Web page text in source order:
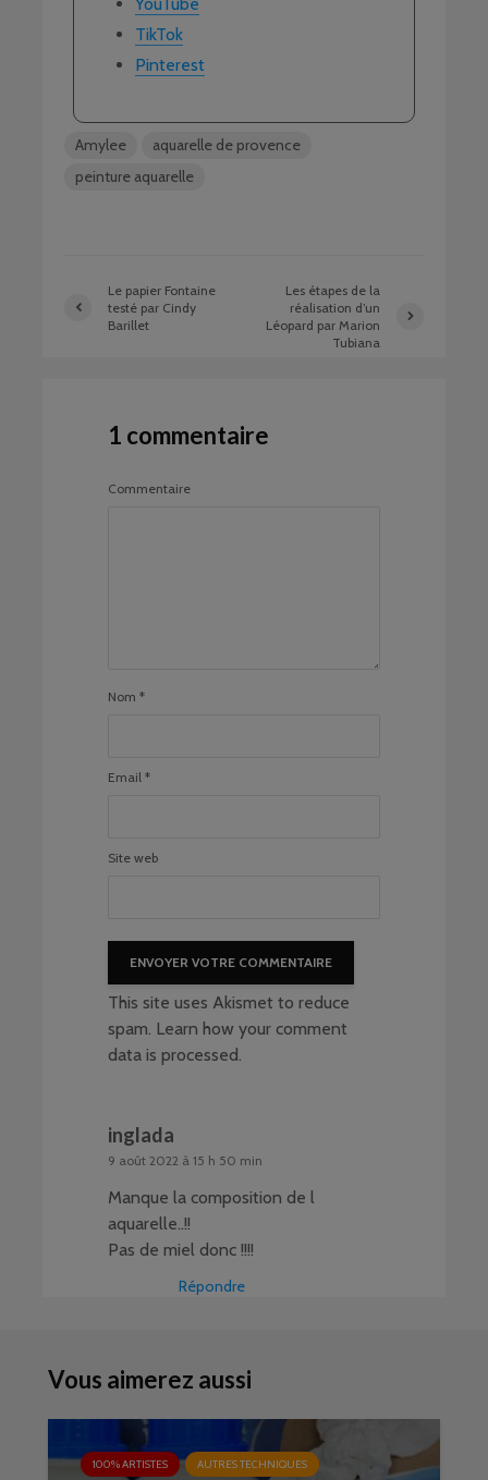
TikTok
Pinterest
Amylee
aquarelle de provence
peinture aquarelle
Le papier Fontaine
testé par Cindy
Barillet
Les étapes de la
réalisation d’un
Léopard par Marion
Tubiana
1 commentaire
Commentaire
Nom *
Email *
Site web
This site uses Akismet to reduce
spam. Learn how your comment
data is processed
inglada
9 août 2022 à 15 h 50 min
Manque la composition de l
aquarelle..!!
Pas de miel donc !!!!
Répondre
Vous aimerez aussi
100% ARTISTES AUTRES TECHNIQUES